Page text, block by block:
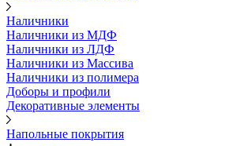
Наличники
Наличники из МДФ
Наличники из ЛДФ
Наличники из Массива
Наличники из полимера
Доборы и профили
Декоративные элементы
Напольные покрытия